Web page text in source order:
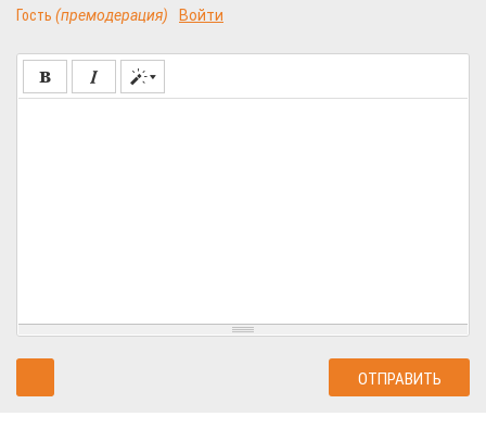
Гость (премодерация) Войти